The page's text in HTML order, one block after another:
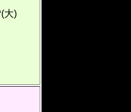
大)